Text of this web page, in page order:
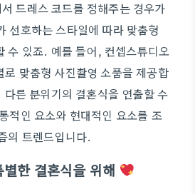
드레스 코드를 정해주는 경우가
선호하는 스타일에 따라 맞춤형
수 있죠. 예를 들어, 컨셉스튜디오
로 맞춤형 사진촬영 소품을 제공합
른 분위기의 결혼식을 연출할 수
적인 요소와 현대적인 요소를 조
의 트렌드입니다.
한 결혼식을 위해